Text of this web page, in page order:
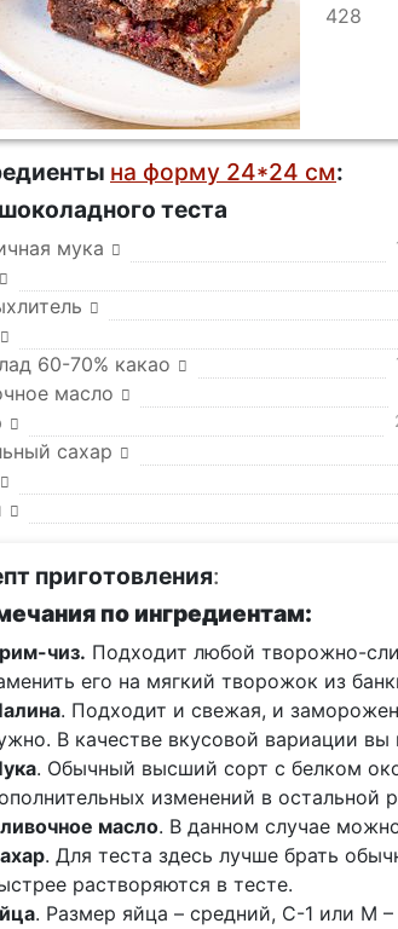
428
на форму 24*24 см:
теста
мука
60-70% какао
масло
сахар
приготовления:
по ингредиентам:
чиз. Подходит любой творожно-
его на мягкий творожок из
. Подходит и свежая, и
В качестве вкусовой вариации
. Обычный высший сорт с белком
изменений в остальной
масло. В данном случае
. Для теста здесь лучше брать
растворяются в тесте.
. Размер яйца – средний, С-1 или М